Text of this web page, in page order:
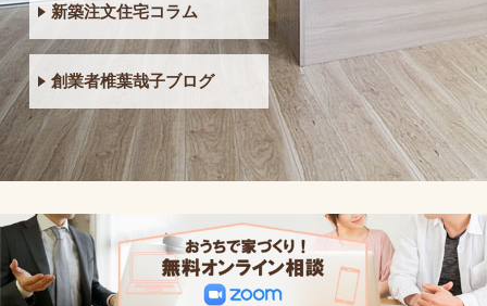
新築注文住宅コラム
創業者椎葉哉子ブログ